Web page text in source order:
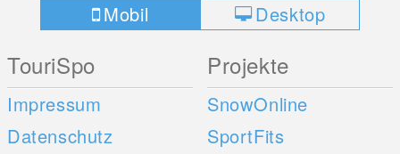
Mobil Desktop
TouriSpo
Impressum
Datenschutz
Projekte
SnowOnline
SportFits